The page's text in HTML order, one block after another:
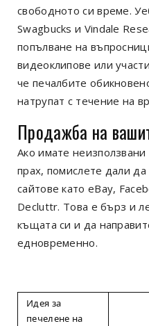
свободното си време.
Swagbucks и Vindale
попълване на
видеоклипове или
че печалбите
натрупат с течение на
Продажба на
Ако имате
прах, помислете дали
сайтове като eBay,
Decluttr. Това е бърз и
къщата си и да
едновременно.
Идея за
печелене на